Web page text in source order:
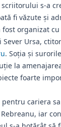
s-a
fi văzute și
fost organizat
Ursa,
. Soția și
la
foarte
cariera
iar